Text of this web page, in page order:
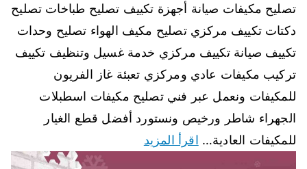
تصليح مكيفات صيانة أجهزة تكييف تصليح طباخات تصليح
دكتات تكييف مركزي تصليح مكيف الهواء تصليح وحدات
تكييف صيانة تكييف مركزي خدمة غسيل وتنظيف تكييف
تركيب مكيفات عادي ومركزي تعبئة غاز الفريون
للمكيفات ونعمل عبر فني تصليح مكيفات اسطبلات
الجهراء شاطر ورخيص ونستورد أفضل قطع الغيار
للمكيفات العادية… اقرأ المزيد